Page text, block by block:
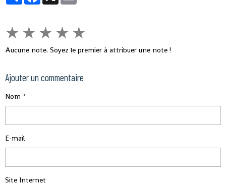
★ ★ ★ ★ ★
Aucune note. Soyez le premier à attribuer une note !
Ajouter un commentaire
Nom
E-mail
Site Internet